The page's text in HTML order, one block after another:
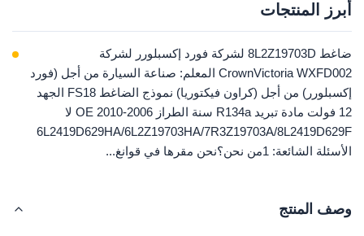
أبرز المنتجات
ضاغط 8L2Z19703D لشركة فورد إكسبلورر لشركة
CrownVictoria WXFD002 المعلم: صناعة السيارة من أجل (فورد
إكسبلورر) من أجل (كراون فيكتوريا) نموذج الضاغط FS18 الجهد
12 فولت مادة تبريد R134a سنة الطراز 2006-2010 OE لا
6L2419D629HA/6L2Z19703HA/7R3Z19703A/8L2419D629F
الأسئلة الشائعة: 1من نحن؟نحن مقرها في قوانغ...
وصف المنتج